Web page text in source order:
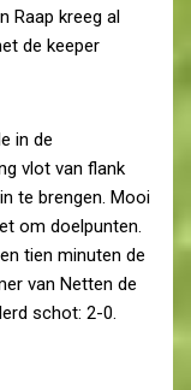
Raap kreeg al
de keeper
in de
vlot van flank
te brengen. Mooi
om doelpunten.
tien minuten de
van Netten de
schot: 2-0.